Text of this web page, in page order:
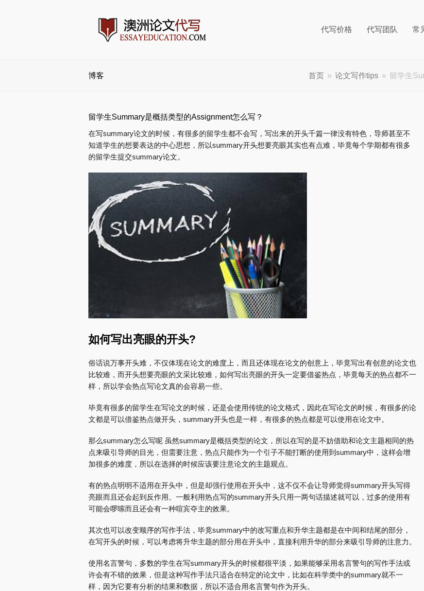
代写价格 代写团队 常
博客 首页 » 论文写作tips » 留学生
留学生Summary是概括类型的Assignment怎么写？
在写summary论文的时候，有很多的留学生都不会写，写出来的开头千篇一律没有特色，导师甚至不
知道学生的想要表达的中心思想，所以summary开头想要亮眼其实也有点难，毕竟每个学期都有很多
的留学生提交summary论文。
如何写出亮眼的开头?
俗话说万事开头难，不仅体现在论文的难度上，而且还体现在论文的创意上，毕竟写出有创意的论文也
比较难，而开头想要亮眼的文采比较难，如何写出亮眼的开头一定要借鉴热点，毕竟每天的热点都不一
样，所以学会热点写论文真的会容易一些。
毕竟有很多的留学生在写论文的时候，还是会使用传统的论文格式，因此在写论文的时候，有很多的论
文都是可以借鉴热点做开头，summary开头也是一样，有很多的热点都是可以使用在论文中。
那么summary怎么写呢 虽然summary是概括类型的论文，所以在写的是不妨借助和论文主题相同的热
点来吸引导师的目光，但需要注意，热点只能作为一个引子不能打断的使用到summary中，这样会增
加很多的难度，所以在选择的时候应该要注意论文的主题观点。
有的热点明明不适用在开头中，但是却强行使用在开头中，这不仅不会让导师觉得summary开头写得
亮眼而且还会起到反作用。一般利用热点写的summary开头只用一两句话描述就可以，过多的使用有
可能会啰嗦而且还会有一种喧宾夺主的效果。
其次也可以改变顺序的写作手法，毕竟summary中的改写重点和升华主题都是在中间和结尾的部分，
在写开头的时候，可以考虑将升华主题的部分用在开头中，直接利用升华的部分来吸引导师的注意力。
使用名言警句，多数的学生在写summary开头的时候都很平淡，如果能够采用名言警句的写作手法或
许会有不错的效果，但是这种写作手法只适合在特定的论文中，比如在科学类中的summary就不一
样，因为它要有分析的结果和数据，所以不适合用名言警句作为开头。